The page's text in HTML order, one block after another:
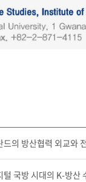
의 방산협력 외교와
국방 시대의 K-방산